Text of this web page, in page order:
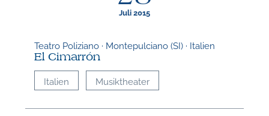
Juli 2015
Teatro Poliziano · Montepulciano (SI) · Italien
El Cimarrón
Italien Musiktheater